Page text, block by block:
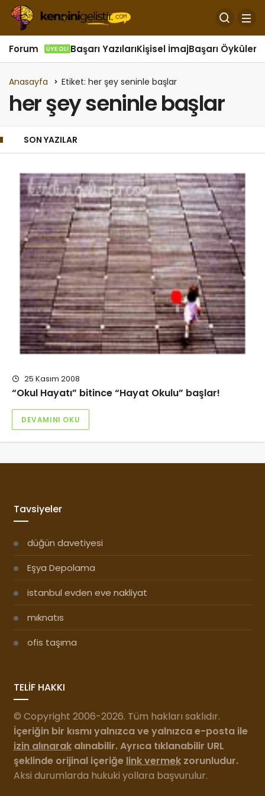
Forum ÜYE OL! Başarı YazılarıKişisel İmajBaşarı Öyküleri
Anasayfa Etiket: her şey seninle başlar
her şey seninle başlar
SON YAZILAR
25 Kasım 2008
“Okul Hayatı” bitince “Hayat Okulu” başlar!
DEVAMINI OKU
Tavsiyeler
düğün davetiyesi
Eşya Depolama
istanbul evden eve nakliyat
mıknatıs
ofis taşıma
TELİF HAKKI
© Copyright 2006-2026. Tüm hakları saklıdır.
İçeriğin bir kısmı yalnızca ve yalnızca e-posta ile
izin alınarakalınabilir. Ayrıca tıklanabilir URL
şeklinde orijinal içeriğe link vermekzorunludur.
Aksi durumlarda hukuki yollara başvurulur.